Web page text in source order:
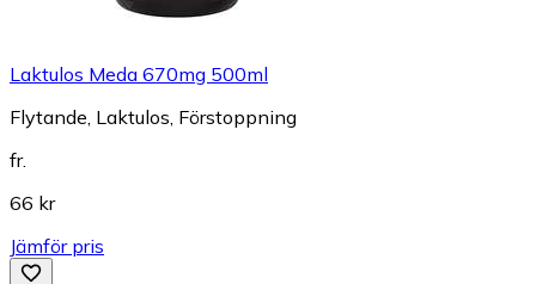
Laktulos Meda 670mg 500ml
Flytande, Laktulos, Förstoppning
fr.
66 kr
Jämför pris